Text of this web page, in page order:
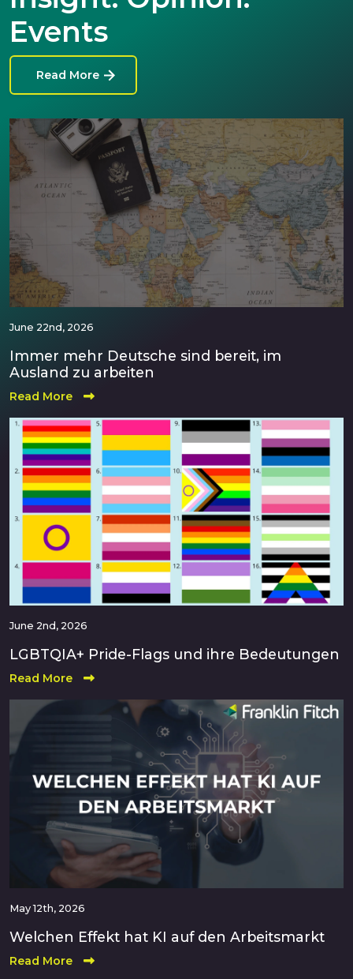
Events
Read More
June 22nd, 2026
Immer mehr Deutsche sind bereit, im
Ausland zu arbeiten
Read More
June 2nd, 2026
LGBTQIA+ Pride-Flags und ihre Bedeutungen
Read More
May 12th, 2026
Welchen Effekt hat KI auf den Arbeitsmarkt
Read More